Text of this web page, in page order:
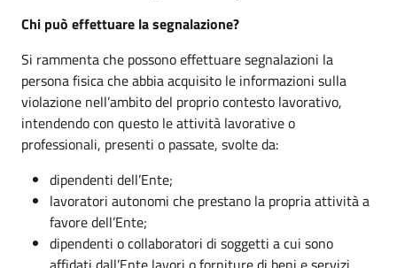
Chi può effettuare la segnalazione?
Si rammenta che possono effettuare segnalazioni la
persona fisica che abbia acquisito le informazioni sulla
violazione nell’ambito del proprio contesto lavorativo,
intendendo con questo le attività lavorative o
professionali, presenti o passate, svolte da:
dipendenti dell’Ente;
lavoratori autonomi che prestano la propria attività a
favore dell’Ente;
dipendenti o collaboratori di soggetti a cui sono